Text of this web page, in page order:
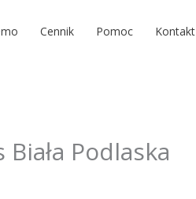
Cennik Pomoc Kontakt
Podlaska